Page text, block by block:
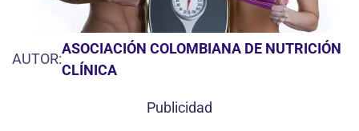
AUTOR:
ASOCIACIÓN COLOMBIANA DE NUTRICIÓN
CLÍNICA
Publicidad